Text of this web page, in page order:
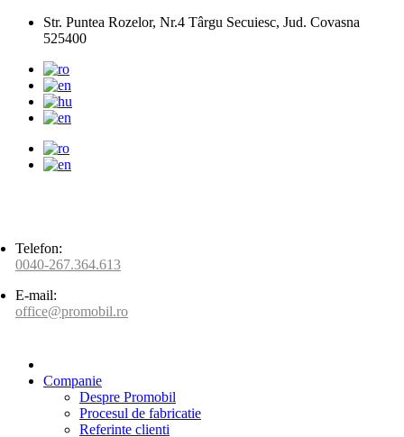
Str. Puntea Rozelor, Nr.4 Târgu Secuiesc, Jud. Covasna
525400
Telefon:
0040-267.364.613
E-mail:
office@promobil.ro
Companie
Despre Promobil
Procesul de fabricatie
Referinte clienti